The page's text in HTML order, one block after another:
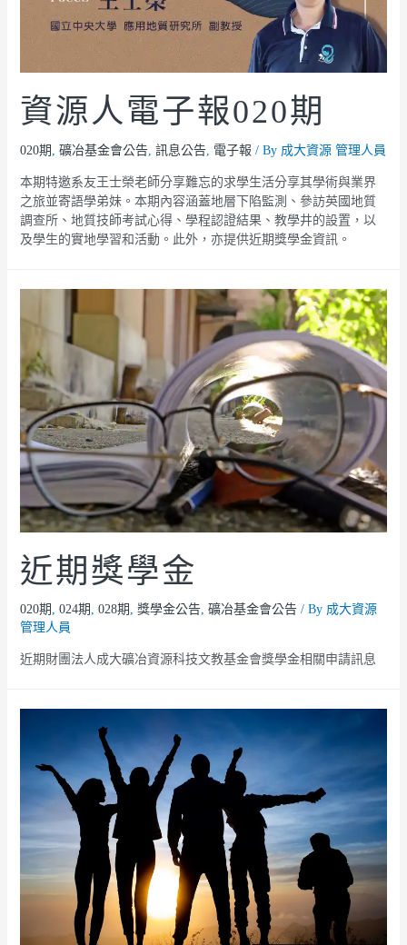
資源人電子報020期
020期 , 礦冶基金會公告, 訊息公告, 電子報 / By 成大資源 管理人員
本期特邀系友王士榮老師分享難忘的求學生活分享其學術與業界
之旅並寄語學弟妹。本期內容涵蓋地層下陷監測、參訪英國地質
調查所、地質技師考試心得、學程認證結果、教學井的設置，以
及學生的實地學習和活動。此外，亦提供近期獎學金資訊。
近期獎學金
020期 , 024期 , 028期 , 獎學金公告, 礦冶基金會公告/ By 成大資源
管理人員
近期財團法人成大礦冶資源科技文教基金會獎學金相關申請訊息